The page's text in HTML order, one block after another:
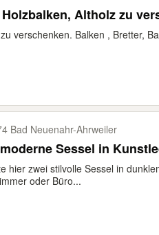
Altholz zu
verschenken. Balken , Bretter,
Bad Neuenahr-Ahrweiler
Sessel in
hier zwei stilvolle Sessel in
oder Büro...